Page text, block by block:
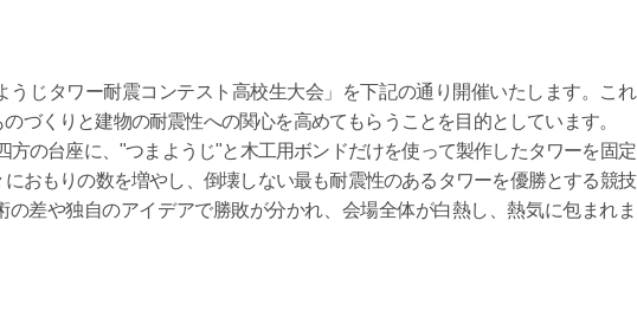
うじタワー耐震コンテスト高校生大会」を下記の通り開催いたします。これ
づくりと建物の耐震性への関心を高めてもらうことを目的としています。
方の台座に、"つまようじ"と木工用ボンドだけを使って製作したタワーを固定
おもりの数を増やし、倒壊しない最も耐震性のあるタワーを優勝とする競技
の差や独自のアイデアで勝敗が分かれ、会場全体が白熱し、熱気に包まれま